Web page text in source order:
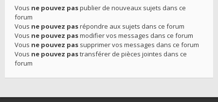
Vous ne pouvez paspublier de nouveaux sujets dans ce
forum
Vous ne pouvez pasrépondre aux sujets dans ce forum
Vous ne pouvez pasmodifier vos messages dans ce forum
Vous ne pouvez pas supprimer vos messages dans ce forum
Vous ne pouvez pastransférer de pièces jointes dans ce
forum